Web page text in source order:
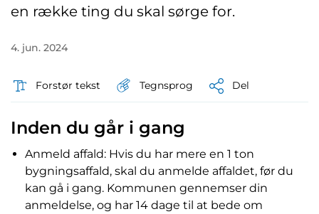
en række ting du skal sørge for.
4. jun. 2024
Forstør tekst Tegnsprog Del
Inden du går i gang
Anmeld affald: Hvis du har mere en 1 ton
bygningsaffald, skal du anmelde affaldet, før du
kan gå i gang. Kommunen gennemser din
anmeldelse, og har 14 dage til at bede om